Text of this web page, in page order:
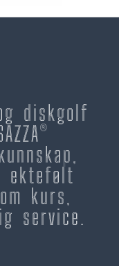
diskgolf
ektefølt
kurs,
service.